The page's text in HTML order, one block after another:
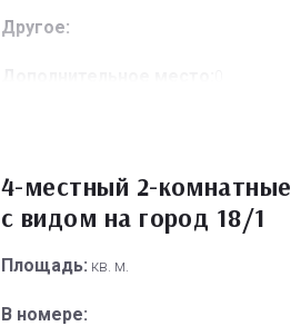
Другое:
4-местный 2-комнатные
с видом на город 18/1
Площадь: кв. м.
В номере: